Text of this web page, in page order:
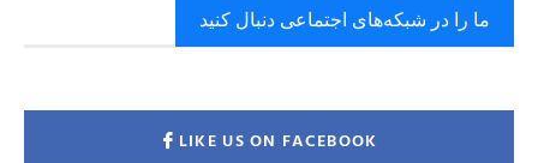
ما را در شبکه‌های اجتماعی دنبال کنید
LIKE US ON FACEBOOK